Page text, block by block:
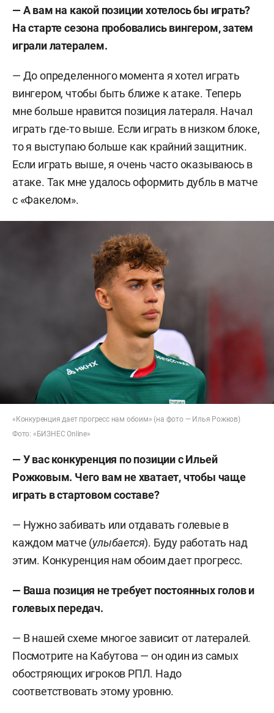
— А вам на какой позиции хотелось бы играть?
На старте сезона пробовались вингером, затем
играли латералем.
— До определенного момента я хотел играть
вингером, чтобы быть ближе к атаке. Теперь
мне больше нравится позиция латераля. Начал
играть где-то выше. Если играть в низком блоке,
то я выступаю больше как крайний защитник.
Если играть выше, я очень часто оказываюсь в
атаке. Так мне удалось оформить дубль в матче
с «Факелом».
«Конкуренция дает прогресс нам обоим» (на фото — Илья Рожков)
Фото: «БИЗНЕС Online»
— У вас конкуренция по позиции с Ильей
Рожковым. Чего вам не хватает, чтобы чаще
играть в стартовом составе?
— Нужно забивать или отдавать голевые в
каждом матче (улыбается). Буду работать над
этим. Конкуренция нам обоим дает прогресс.
— Ваша позиция не требует постоянных голов и
голевых передач.
— В нашей схеме многое зависит от латералей.
Посмотрите на Кабутова — он один из самых
обостряющих игроков РПЛ. Надо
соответствовать этому уровню.